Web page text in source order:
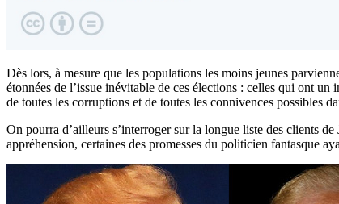
Dès lors, à mesure que les populations les moins jeunes
étonnées de l’issue inévitable de ces élections : celles qui ont
de toutes les corruptions et de toutes les connivences possibles
On pourra d’ailleurs s’interroger sur la longue liste des clients
appréhension, certaines des promesses du politicien fantasque